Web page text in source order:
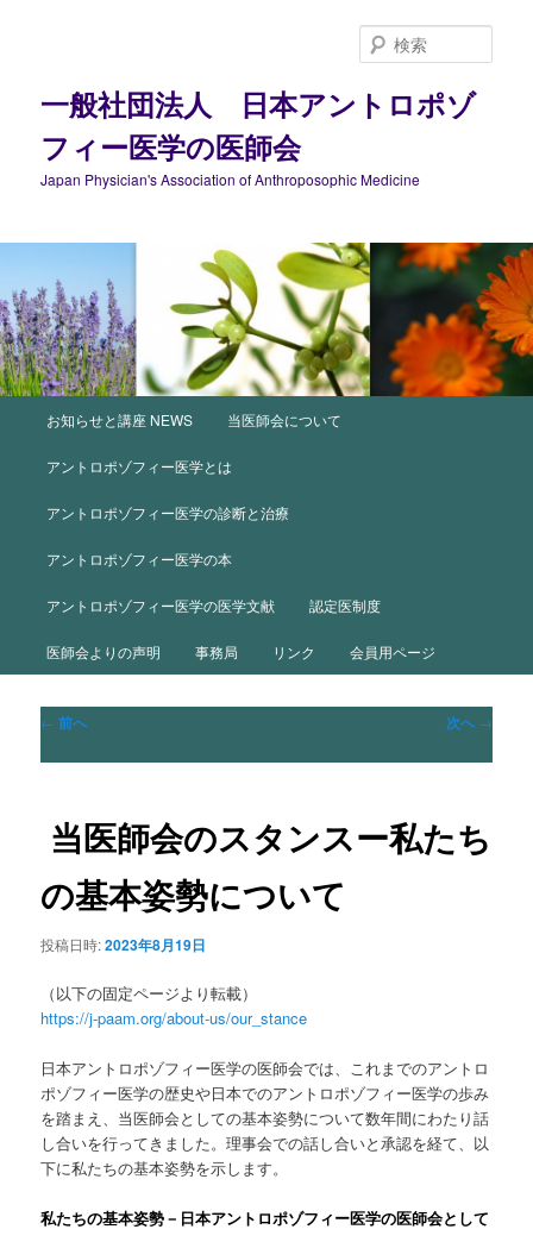
移
一般社団法人 日本アントロポゾ
フィー医学の医師会
Japan Physician's Association of Anthroposophic Medicine
索
お知らせと講座 NEWS 当医師会について
アントロポゾフィー医学とは
アントロポゾフィー医学の診断と治療
アントロポゾフィー医学の本
アントロポゾフィー医学の医学文献 認定医制度
医師会よりの声明 事務局 リンク 会員用ページ
投
ナ
ー
ョ
← 前へ 次へ →
当医師会のスタンスー私たち
の基本姿勢について
投稿日時:2023年8月19日
（以下の固定ページより転載）
https://j-paam.org/about-us/our_stance
日本アントロポゾフィー医学の医師会では、これまでのアントロ
ポゾフィー医学の歴史や日本でのアントロポゾフィー医学の歩み
を踏まえ、当医師会としての基本姿勢について数年間にわたり話
し合いを行ってきました。理事会での話し合いと承認を経て、以
下に私たちの基本姿勢を示します。
私たちの基本姿勢－日本アントロポゾフィー医学の医師会として